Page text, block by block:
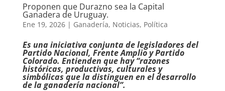
Proponen que Durazno sea la Capital
Ganadera de Uruguay.
Ene 19, 2026| Ganadería, Noticias, Política
Es una iniciativa conjunta de legisladores del
Partido Nacional, Frente Amplio y Partido
Colorado. Entienden que hay “razones
históricas, productivas, culturales y
simbólicas que la distinguen en el desarrollo
de la ganadería nacional”.